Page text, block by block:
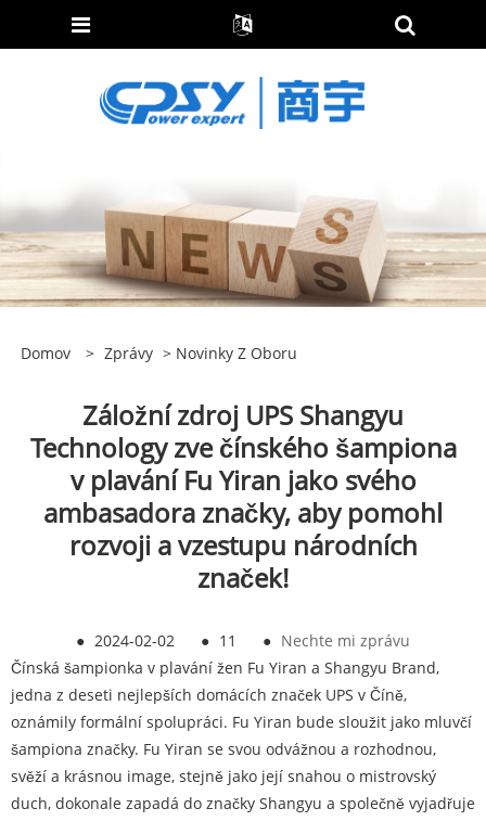
Domov > Zprávy > Novinky Z Oboru
Záložní zdroj UPS Shangyu
Technology zve čínského šampiona
v plavání Fu Yiran jako svého
ambasadora značky, aby pomohl
rozvoji a vzestupu národních
značek!
● 2024-02-02 ● 11 ● Nechte mi zprávu
Čínská šampionka v plavání žen Fu Yiran a Shangyu Brand,
jedna z deseti nejlepších domácích značek UPS v Číně,
oznámily formální spolupráci. Fu Yiran bude sloužit jako mluvčí
šampiona značky. Fu Yiran se svou odvážnou a rozhodnou,
svěží a krásnou image, stejně jako její snahou o mistrovský
duch, dokonale zapadá do značky Shangyu a společně vyjadřuje